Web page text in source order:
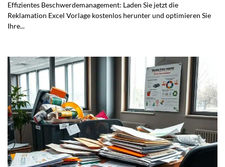
Effizientes Beschwerdemanagement: Laden Sie jetzt die
Reklamation Excel Vorlage kostenlos herunter und optimieren Sie
Ihre...